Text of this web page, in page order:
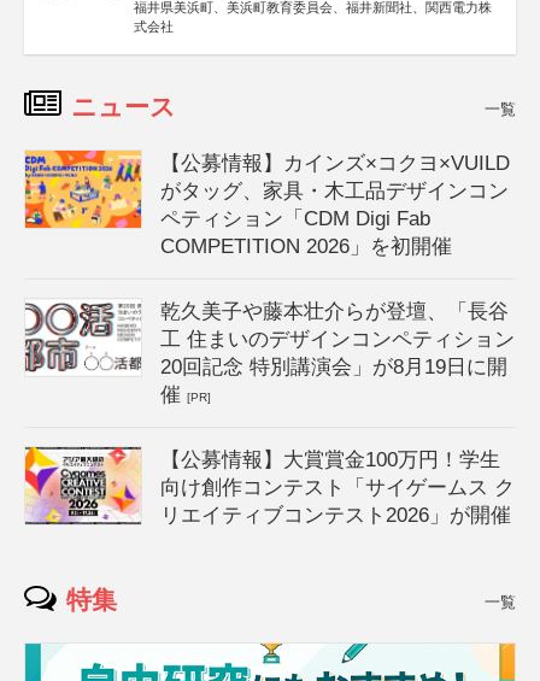
福井県美浜町、美浜町教育委員会、福井新聞社、関西電力株
式会社
ニュース 一覧
【公募情報】カインズ×コクヨ×VUILD
がタッグ、家具・木工品デザインコン
ペティション「CDM Digi Fab
COMPETITION 2026」を初開催
乾久美子や藤本壮介らが登壇、「長谷
工 住まいのデザインコンペティション
20回記念 特別講演会」が8月19日に開
催[PR]
【公募情報】大賞賞金100万円！学生
向け創作コンテスト「サイゲームス ク
リエイティブコンテスト2026」が開催
特集 一覧